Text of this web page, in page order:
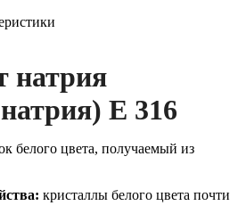
натрия
Е 316
белого цвета, получаемый из
кристаллы белого цвета почти